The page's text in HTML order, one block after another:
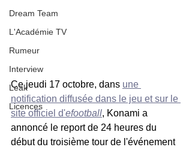
Dream Team
L'Académie TV
Rumeur
Interview
Leak
Licences
Ce jeudi 17 octobre, dans une
notification diffusée dans le jeu et sur le
site officiel d'efootball, Konami a
annoncé le report de 24 heures du
début du troisième tour de l'événement